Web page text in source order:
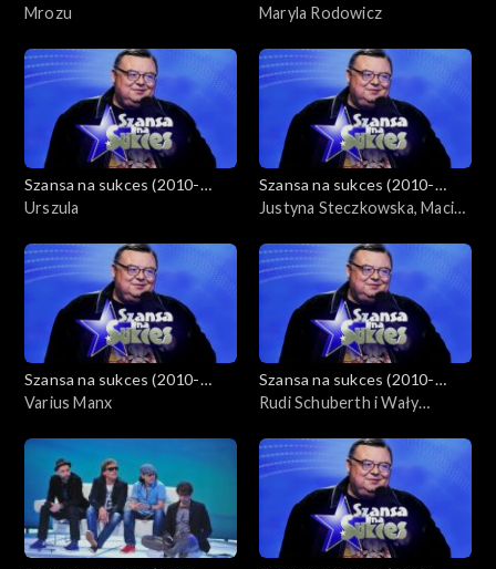
2012)
Mrozu
2012)
Maryla Rodowicz
Szansa na sukces (2010-
2012)
Urszula
Szansa na sukces (2010-
2012)
Justyna Steczkowska, Maciej
Kabaretu Starszych Panów
Szansa na sukces (2010-
2012)
Varius Manx
Szansa na sukces (2010-
2012)
Rudi Schuberth i Wały